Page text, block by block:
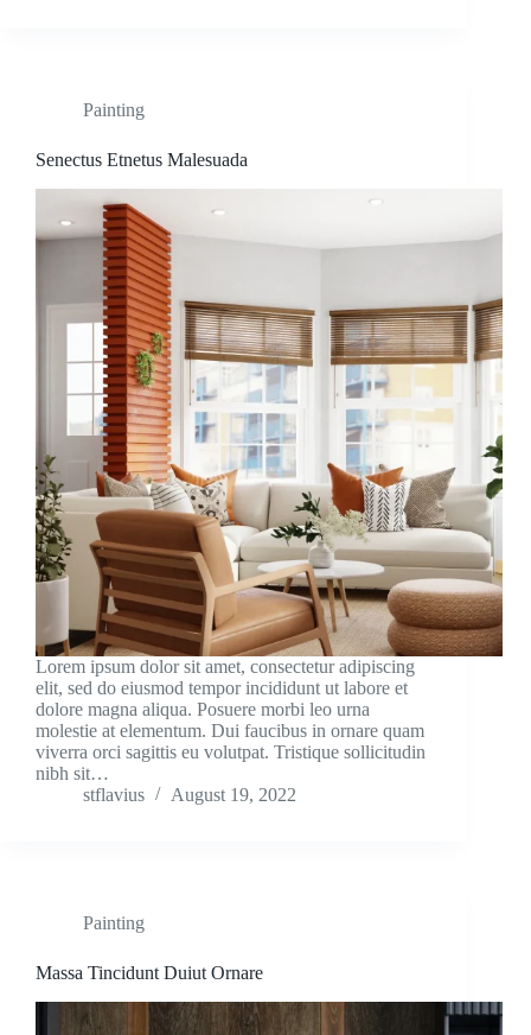
Painting
Senectus Etnetus Malesuada
Lorem ipsum dolor sit amet, consectetur adipiscing
elit, sed do eiusmod tempor incididunt ut labore et
dolore magna aliqua. Posuere morbi leo urna
molestie at elementum. Dui faucibus in ornare quam
viverra orci sagittis eu volutpat. Tristique sollicitudin
nibh sit…
stflavius
August 19, 2022
Painting
Massa Tincidunt Duiut Ornare